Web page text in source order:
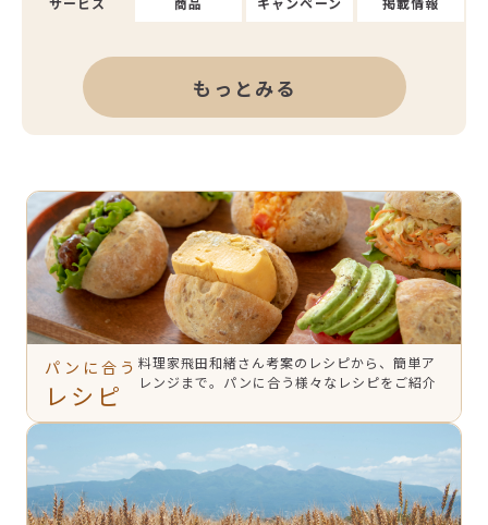
もっとみる
パンに合う
レシピ
料理家飛田和緒さん考案のレシピから、簡単ア
レンジまで。パンに合う様々なレシピをご紹介